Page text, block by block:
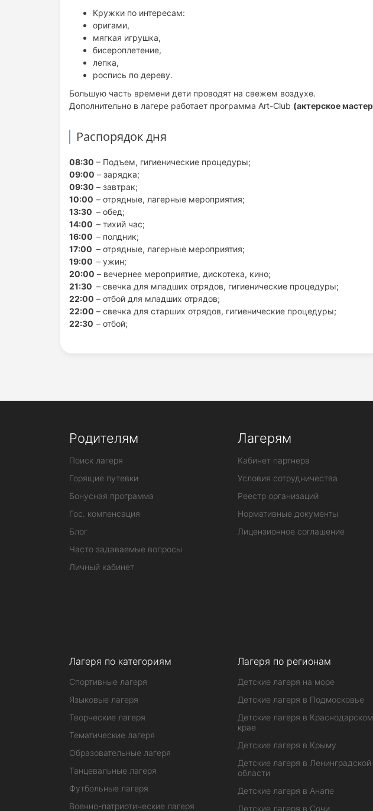
Кружки по интересам:
оригами,
мягкая игрушка,
бисероплетение,
лепка,
роспись по дереву.
Большую часть времени дети проводят на свежем воздухе.
Дополнительно в лагере работает программа Art-Club (актерское
Распорядок дня
08:30 – Подъем, гигиенические процедуры;
09:00 – зарядка;
09:30 – завтрак;
10:00 – отрядные, лагерные мероприятия;
13:30 – обед;
14:00 – тихий час;
16:00 – полдник;
17:00 – отрядные, лагерные мероприятия;
19:00 – ужин;
20:00 – вечернее мероприятие, дискотека, кино;
21:30 – свечка для младших отрядов, гигиенические процедуры;
22:00 – отбой для младших отрядов;
22:00 – свечка для старших отрядов, гигиенические процедуры;
22:30 – отбой;
Родителям
Поиск лагеря
Горящие путевки
Бонусная программа
Гос. компенсация
Блог
Часто задаваемые вопросы
Личный кабинет
Лагерям
Кабинет партнера
Условия сотрудничества
Реестр организаций
Нормативные документы
Лицензионное соглашение
Лагеря по категориям
Спортивные лагеря
Языковые лагеря
Творческие лагеря
Тематические лагеря
Образовательные лагеря
Танцевальные лагеря
Футбольные лагеря
Военно-патриотические лагеря
Лагеря по регионам
Детские лагеря на море
Детские лагеря в Подмосковье
Детские лагеря в Краснодарском
крае
Детские лагеря в Крыму
Детские лагеря в Ленинградской
области
Детские лагеря в Анапе
Детские лагеря в Сочи